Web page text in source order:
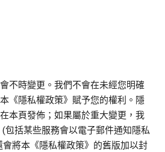
不時變更。我們不會在未經您明確
《隱私權政策》賦予您的權利。隱
本頁發佈；如果屬於重大變更，我
包括某些服務會以電子郵件通知隱私
將本《隱私權政策》的舊版加以封